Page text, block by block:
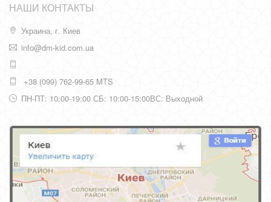
НАШИ КОНТАКТЫ
Украина, г. Киев
info@dm-kid.com.ua
+38 (099) 762-99-65 MTS
ПН-ПТ: 10:00-19:00 СБ: 10:00-15:00ВС: Выходной